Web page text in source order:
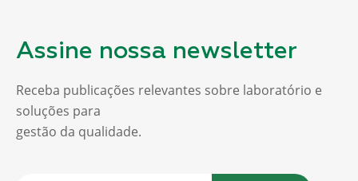
Assine nossa newsletter
Receba publicações relevantes sobre laboratório e
soluções para
gestão da qualidade.